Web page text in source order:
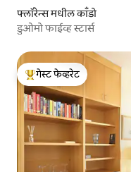
फ्लॉरेन्स मधील काँडो
डुओमो फाईव्ह स्टार्स
टॉप गेस्ट फेव्हरेट
गेस्ट फेव्हरेट